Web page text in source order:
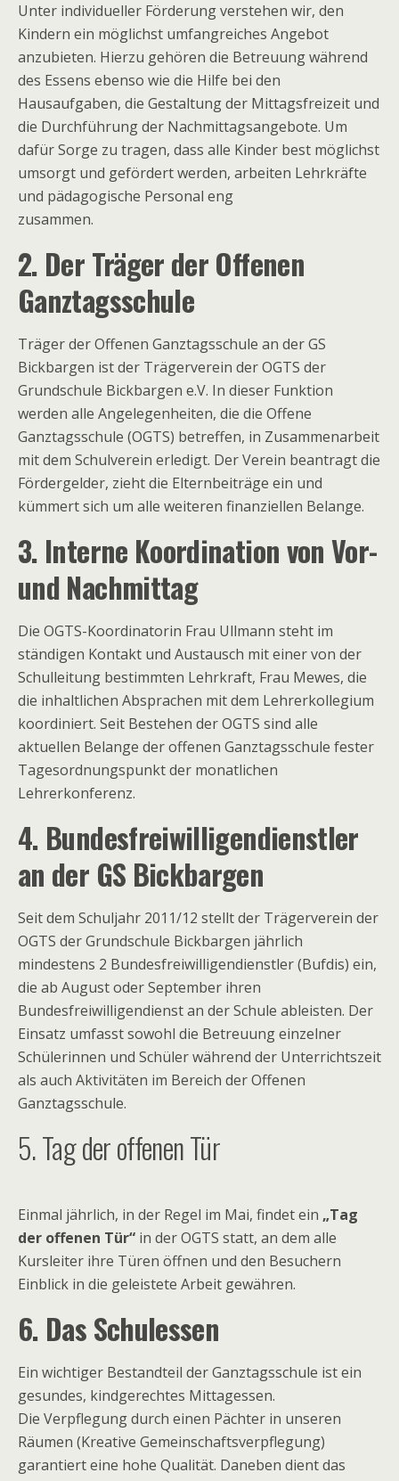
Unter individueller Förderung verstehen wir, den
Kindern ein möglichst umfangreiches Angebot
anzubieten. Hierzu gehören die Betreuung während
des Essens ebenso wie die Hilfe bei den
Hausaufgaben, die Gestaltung der Mittagsfreizeit und
die Durchführung der Nachmittagsangebote. Um
dafür Sorge zu tragen, dass alle Kinder best möglichst
umsorgt und gefördert werden, arbeiten Lehrkräfte
und pädagogische Personal eng
zusammen.
2. Der Träger der Offenen
Ganztagsschule
Träger der Offenen Ganztagsschule an der GS
Bickbargen ist der Trägerverein der OGTS der
Grundschule Bickbargen e.V. In dieser Funktion
werden alle Angelegenheiten, die die Offene
Ganztagsschule (OGTS) betreffen, in Zusammenarbeit
mit dem Schulverein erledigt. Der Verein beantragt die
Fördergelder, zieht die Elternbeiträge ein und
kümmert sich um alle weiteren finanziellen Belange.
3. Interne Koordination von Vor-
und Nachmittag
Die OGTS-Koordinatorin Frau Ullmann steht im
ständigen Kontakt und Austausch mit einer von der
Schulleitung bestimmten Lehrkraft, Frau Mewes, die
die inhaltlichen Absprachen mit dem Lehrerkollegium
koordiniert. Seit Bestehen der OGTS sind alle
aktuellen Belange der offenen Ganztagsschule fester
Tagesordnungspunkt der monatlichen
Lehrerkonferenz.
4. Bundesfreiwilligendienstler
an der GS Bickbargen
Seit dem Schuljahr 2011/12 stellt der Trägerverein der
OGTS der Grundschule Bickbargen jährlich
mindestens 2 Bundesfreiwilligendienstler (Bufdis) ein,
die ab August oder September ihren
Bundesfreiwilligendienst an der Schule ableisten. Der
Einsatz umfasst sowohl die Betreuung einzelner
Schülerinnen und Schüler während der Unterrichtszeit
als auch Aktivitäten im Bereich der Offenen
Ganztagsschule.
5. Tag der offenen Tür
Einmal jährlich, in der Regel im Mai, findet ein „Tag
der offenen Tür“ in der OGTS statt, an dem alle
Kursleiter ihre Türen öffnen und den Besuchern
Einblick in die geleistete Arbeit gewähren.
6. Das Schulessen
Ein wichtiger Bestandteil der Ganztagsschule ist ein
gesundes, kindgerechtes Mittagessen.
Die Verpflegung durch einen Pächter in unseren
Räumen (Kreative Gemeinschaftsverpflegung)
garantiert eine hohe Qualität. Daneben dient das